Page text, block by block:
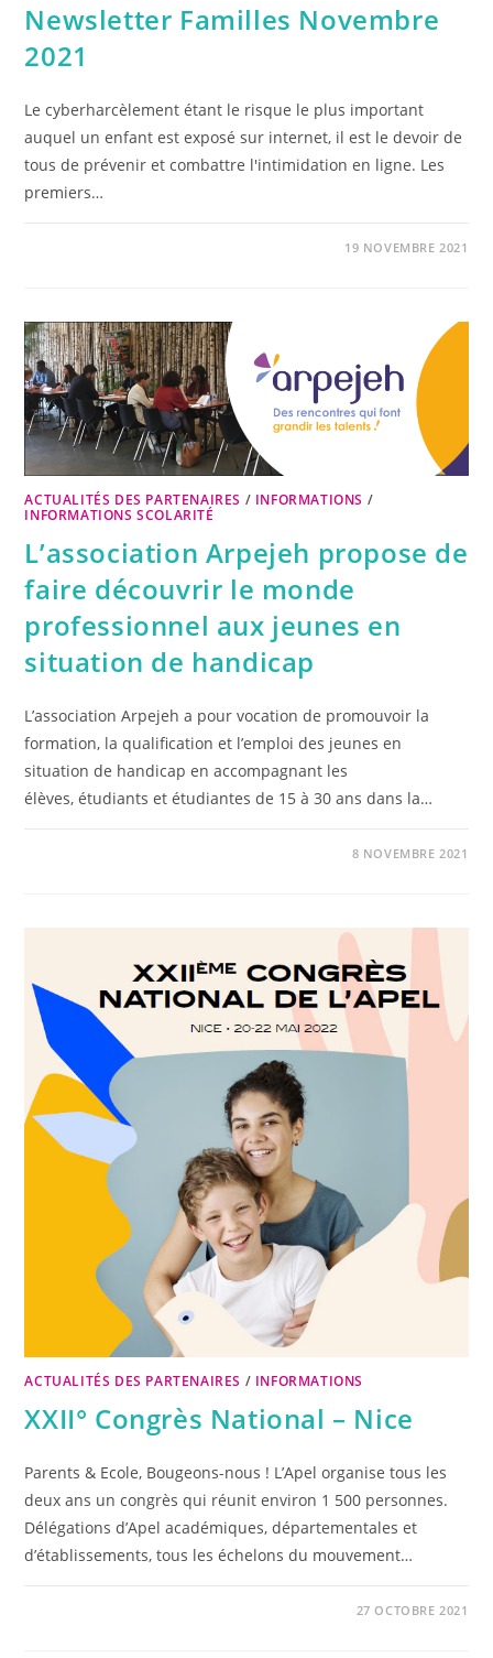
Newsletter Familles Novembre
2021
Le cyberharcèlement étant le risque le plus important
auquel un enfant est exposé sur internet, il est le devoir de
tous de prévenir et combattre l'intimidation en ligne. Les
premiers…
19 NOVEMBRE 2021
ACTUALITÉS DES PARTENAIRES / INFORMATIONS /
INFORMATIONS SCOLARITÉ
L’association Arpejeh propose de
faire découvrir le monde
professionnel aux jeunes en
situation de handicap
L’association Arpejeh a pour vocation de promouvoir la
formation, la qualification et l’emploi des jeunes en
situation de handicap en accompagnant les
élèves, étudiants et étudiantes de 15 à 30 ans dans la…
8 NOVEMBRE 2021
ACTUALITÉS DES PARTENAIRES / INFORMATIONS
XXII° Congrès National – Nice
Parents & Ecole, Bougeons-nous ! L’Apel organise tous les
deux ans un congrès qui réunit environ 1 500 personnes.
Délégations d’Apel académiques, départementales et
d’établissements, tous les échelons du mouvement…
27 OCTOBRE 2021